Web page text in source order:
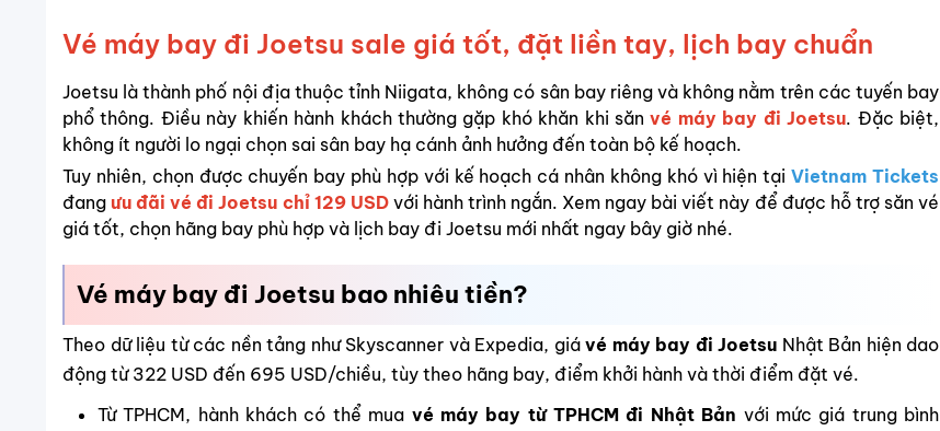
Vé máy bay đi Joetsu sale giá tốt, đặt liền tay, lịch bay chuẩn
Joetsu là thành phố nội địa thuộc tỉnh Niigata, không có sân bay riêng và không nằm trên các tuyến bay
phổ thông. Điều này khiến hành khách thường gặp khó khăn khi sănvé máy bay đi Joetsu. Đặc biệt,
không ít người lo ngại chọn sai sân bay hạ cánh ảnh hưởng đến toàn bộ kế hoạch.
Tuy nhiên, chọn được chuyến bay phù hợp với kế hoạch cá nhân không khó vì hiện tạiVietnam Tickets
đang ưu đãi vé đi Joetsu chỉ 129 USDvới hành trình ngắn. Xem ngay bài viết này để được hỗ trợ săn vé
giá tốt, chọn hãng bay phù hợp và lịch bay đi Joetsu mới nhất ngay bây giờ nhé.
Vé máy bay đi Joetsu bao nhiêu tiền?
Theo dữ liệu từ các nền tảng như Skyscanner và Expedia, giá vé máy bay đi Joetsu Nhật Bản hiện dao
động từ 322 USD đến 695 USD/chiều, tùy theo hãng bay, điểm khởi hành và thời điểm đặt vé.
Từ TPHCM, hành khách có thể mua vé máy bay từ TPHCM đi Nhật Bản với mức giá trung bình